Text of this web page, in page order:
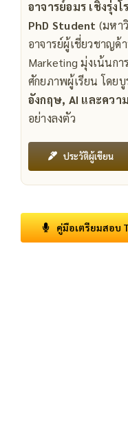
อาจารย์อมร เชิงรุ่ง
PhD Student (มหา
อาจารย์ผู้เชี่ยวชาญ
Marketing มุ่งเน้นก
ศักยภาพผู้เรียน โดย
อังกฤษ, AI และควา
อย่างลงตัว
ประวัติผู้เขียน
คู่มือเตรียมสอบ